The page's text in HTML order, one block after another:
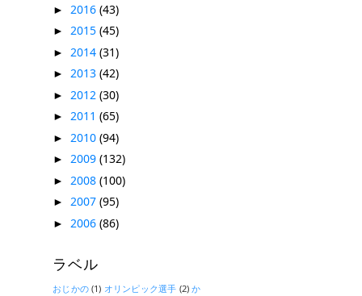
► 2016 (43)
► 2015 (45)
► 2014 (31)
► 2013 (42)
► 2012 (30)
► 2011 (65)
► 2010 (94)
► 2009 (132)
► 2008 (100)
► 2007 (95)
► 2006 (86)
ラベル
おじかの (1) オリンピック選手 (2) か